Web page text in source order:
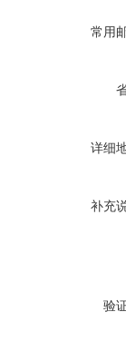
常用
详细
补充
验